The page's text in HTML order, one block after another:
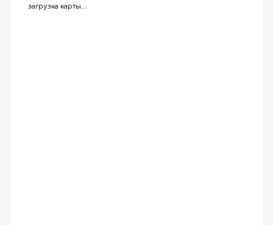
загрузка карты...